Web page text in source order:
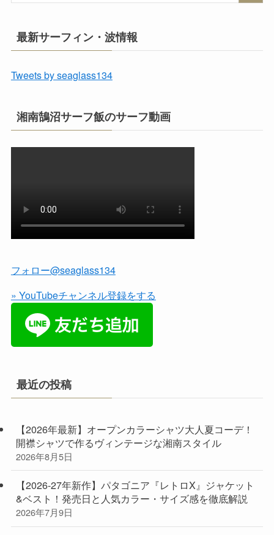
最新サーフィン・波情報
Tweets by seaglass134
湘南鵠沼サーフ飯のサーフ動画
フォロー@seaglass134
» YouTubeチャンネル登録をする
最近の投稿
【2026年最新】オープンカラーシャツ大人夏コーデ！
開襟シャツで作るヴィンテージな湘南スタイル
2026年8月5日
【2026-27年新作】パタゴニア『レトロX』ジャケット
&ベスト！発売日と人気カラー・サイズ感を徹底解説
2026年7月9日